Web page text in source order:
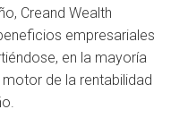
Creand Wealth
empresariales
en la mayoría
de la rentabilidad